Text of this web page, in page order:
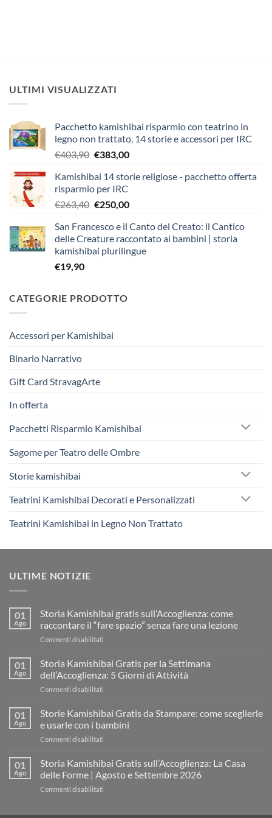
ULTIMI VISUALIZZATI
Pacchetto kamishibai risparmio con teatrino in
legno non trattato, 14 storie e accessori per IRC
€403,90 Il
originale
era:
€403,90.
€383,00Il
attuale
€383,00.
Kamishibai 14 storie religiose - pacchetto offerta
risparmio per IRC
€263,40 Il
originale
era:
€263,40.
€250,00Il
attuale
è:
€250,00.
San Francesco e il Canto del Creato: il Cantico
delle Creature raccontato ai bambini | storia
kamishibai plurilingue
€19,90
CATEGORIE PRODOTTO
Accessori per Kamishibai
Binario Narrativo
Gift Card StravagArte
In offerta
Pacchetti Risparmio Kamishibai
Sagome per Teatro delle Ombre
Storie kamishibai
Teatrini Kamishibai Decorati e Personalizzati
Teatrini Kamishibai in Legno Non Trattato
ULTIME NOTIZIE
01
Ago
Storia Kamishibai gratis sull’Accoglienza: come
raccontare il “fare spazio” senza fare una lezione
Commenti disabilitati
Kamishibai
gratis
sull’Accoglienza:
il
“fare
una
lezione
01
Ago
Storia Kamishibai Gratis per la Settimana
dell’Accoglienza: 5 Giorni di Attività
Commenti disabilitati
Kamishibai
Gratis
per
dell’Accoglienza:
Giorni
01
Ago
Storie Kamishibai Gratis da Stampare: come sceglierle
e usarle con i bambini
Commenti disabilitati
Kamishibai
Gratis
da
01
Ago
Storia Kamishibai Gratis sull’Accoglienza: La Casa
delle Forme | Agosto e Settembre 2026
Commenti disabilitati